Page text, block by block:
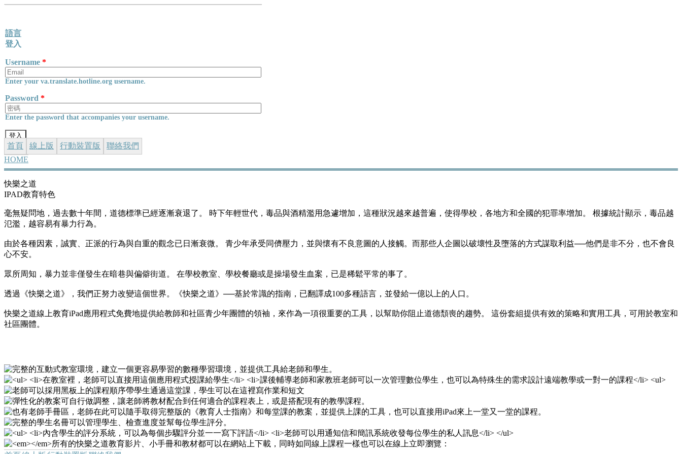
語言
登入
Username *
Enter your va.translate.hotline.org username.
Password *
Enter the password that accompanies your username.
首頁 線上版 行動裝置版 聯絡我們
YOU ARE HERE
HOME
快樂之道
IPAD教育特色
毫無疑問地，過去數十年間，道德標準已經逐漸衰退了。 時下年輕世代，毒品與酒精濫用急遽增加，這種狀況越來越普遍，使得學校，各地方和全國的犯罪率增加。 根據統計顯示，毒品越
氾濫，越容易有暴力行為。
由於各種因素，誠實、正派的行為與自重的觀念已日漸衰微。 青少年承受同儕壓力，並與懷有不良意圖的人接觸。而那些人企圖以破壞性及墮落的方式謀取利益──他們是非不分，也不會良
心不安。
眾所周知，暴力並非僅發生在暗巷與偏僻街道。 在學校教室、學校餐廳或是操場發生血案，已是稀鬆平常的事了。
透過《快樂之道》，我們正努力改變這個世界。《快樂之道》──基於常識的指南，已翻譯成100多種語言，並發給一億以上的人口。
快樂之道線上教育iPad應用程式免費地提供給教師和社區青少年團體的領袖，來作為一項很重要的工具，以幫助你阻止道德頹喪的趨勢。 這份套組提供有效的策略和實用工具，可用於教室和
社區團體。